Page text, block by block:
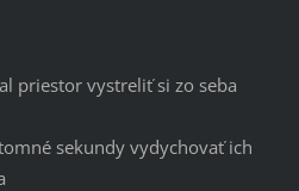
priestor vystreliť si zo seba
sekundy vydychovať ich